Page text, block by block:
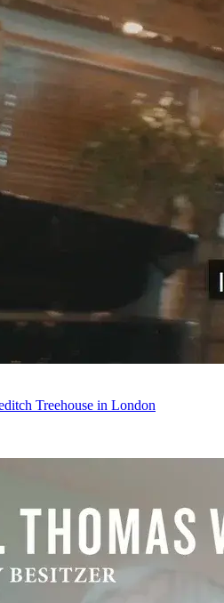
Treehouse in London